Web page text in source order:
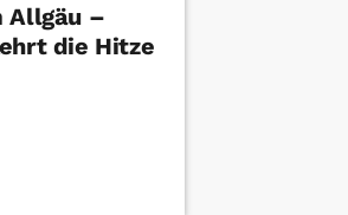
Allgäu –
die Hitze